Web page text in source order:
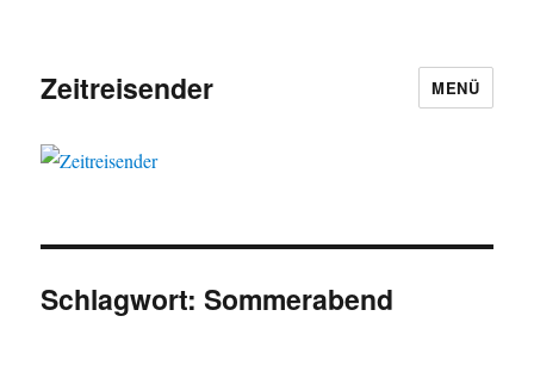
Zeitreisender MENÜ
Schlagwort:Sommerabend